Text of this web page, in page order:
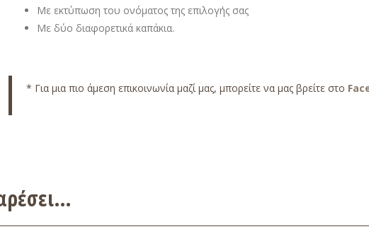
Με εκτύπωση του ονόματος της επιλογής σας
Με δύο διαφορετικά καπάκια.
* Για μια πιο άμεση επικοινωνία μαζί μας, μπορείτε να μας βρείτε στο